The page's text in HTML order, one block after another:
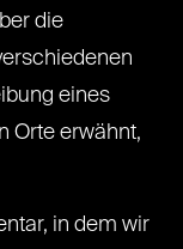
die
eines
Orte erwähnt,
in dem wir